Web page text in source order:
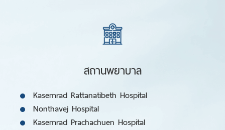
สถานพยาบาล
Kasemrad Rattanatibeth Hospital
Nonthavej Hospital
Kasemrad Prachachuen Hospital